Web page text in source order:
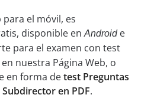
para el móvil, es
disponible enAndroide
para el examen con test
nuestra Página Web, o
en forma detest Preguntas
en PDF.